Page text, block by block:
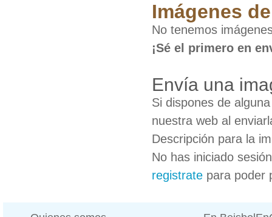
Imágenes
No tenemos
¡Sé el primero en
Envía una
Si dispones de
nuestra web al
Descripción para la
No has iniciado
registrate para poder